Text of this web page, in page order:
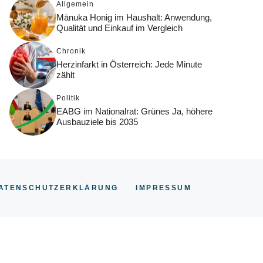
Allgemein
Mānuka Honig im Haushalt: Anwendung,
Qualität und Einkauf im Vergleich
Chronik
Herzinfarkt in Österreich: Jede Minute
zählt
Politik
EABG im Nationalrat: Grünes Ja, höhere
Ausbauziele bis 2035
IMPRESSUM